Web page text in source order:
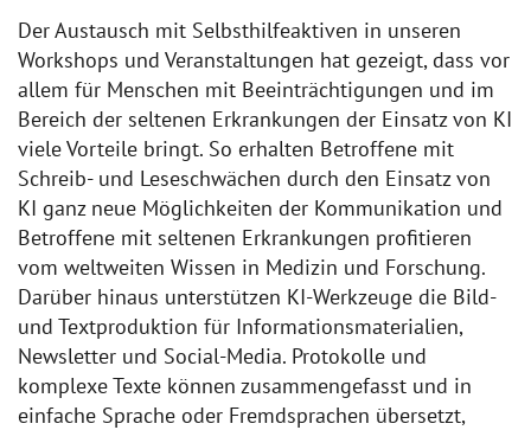
Der Austausch mit Selbsthilfeaktiven in unseren
Workshops und Veranstaltungen hat gezeigt, dass vor
allem für Menschen mit Beeinträchtigungen und im
Bereich der seltenen Erkrankungen der Einsatz von KI
viele Vorteile bringt. So erhalten Betroffene mit
Schreib- und Leseschwächen durch den Einsatz von
KI ganz neue Möglichkeiten der Kommunikation und
Betroffene mit seltenen Erkrankungen profitieren
vom weltweiten Wissen in Medizin und Forschung.
Darüber hinaus unterstützen KI-Werkzeuge die Bild-
und Textproduktion für Informationsmaterialien,
Newsletter und Social-Media. Protokolle und
komplexe Texte können zusammengefasst und in
einfache Sprache oder Fremdsprachen übersetzt,